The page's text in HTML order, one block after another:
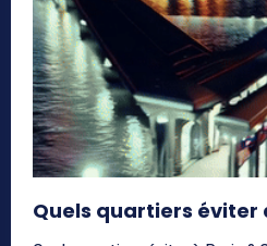
Quels quartiers éviter